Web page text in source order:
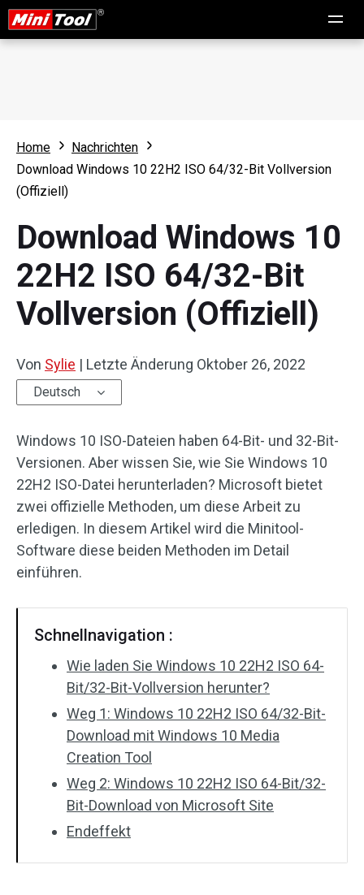
Home
Nachrichten
Download Windows 10 22H2 ISO 64/32-Bit Vollversion
(Offiziell)
Download Windows 10
22H2 ISO 64/32-Bit
Vollversion (Offiziell)
Von Sylie | Letzte Änderung Oktober 26, 2022
Deutsch
Windows 10 ISO-Dateien haben 64-Bit- und 32-Bit-
Versionen. Aber wissen Sie, wie Sie Windows 10
22H2 ISO-Datei herunterladen? Microsoft bietet
zwei offizielle Methoden, um diese Arbeit zu
erledigen. In diesem Artikel wird die Minitool-
Software diese beiden Methoden im Detail
einführen.
Schnellnavigation :
Wie laden Sie Windows 10 22H2 ISO 64-
Bit/32-Bit-Vollversion herunter?
Weg 1: Windows 10 22H2 ISO 64/32-Bit-
Download mit Windows 10 Media
Creation Tool
Weg 2: Windows 10 22H2 ISO 64-Bit/32-
Bit-Download von Microsoft Site
Endeffekt